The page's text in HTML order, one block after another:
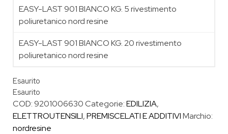
EASY-LAST 901 BIANCO KG. 5 rivestimento
poliuretanico nord resine
EASY-LAST 901 BIANCO KG. 20 rivestimento
poliuretanico nord resine
Esaurito
Esaurito
COD:9201006630Categorie:EDILIZIA,
ELETTROUTENSILI,PREMISCELATI E ADDITIVIMarchio:
nordresine